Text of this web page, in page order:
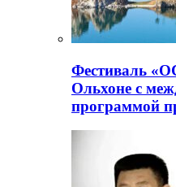
Фестиваль
Ольхоне с
программой